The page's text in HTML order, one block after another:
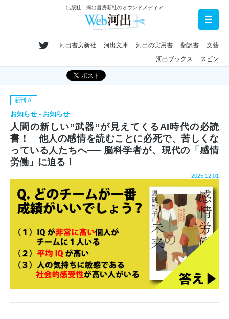
出版社 河出書房新社のオウンドメディア
河出書房新社 河出文庫 河出の実用書 翻訳書
文藝
河出ブックス
スピン
新刊 AI
お知らせ - お知らせ
人間の新しい”武器”が見えてくるAI時代の必読
書！ 他人の感情を読むことに必死で、苦しくな
っている人たちへ── 脳科学者が、現代の「感情
労働」に迫る！
2025.12.01